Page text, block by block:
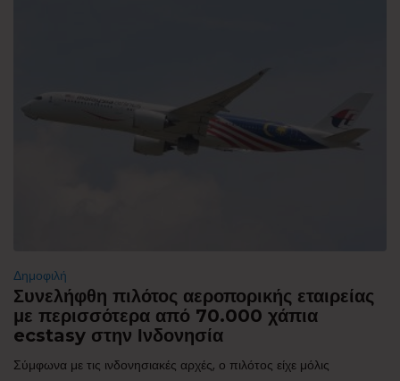
Δημοφιλή
Συνελήφθη πιλότος αεροπορικής εταιρείας
με περισσότερα από 70.000 χάπια
ecstasy στην Ινδονησία
Σύμφωνα με τις ινδονησιακές αρχές, ο πιλότος είχε μόλις